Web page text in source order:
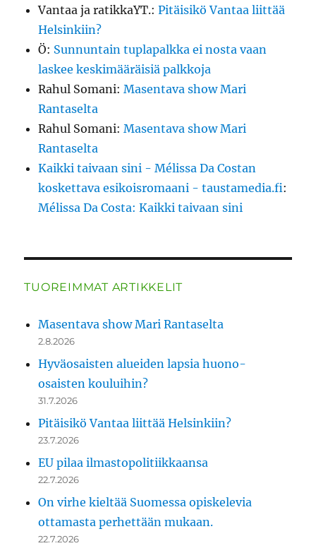
Vantaa ja ratikkaYT.:Pitäisikö Vantaa liittää
Helsinkiin?
Ö: Sunnuntain tuplapalkka ei nosta vaan
laskee keskimääräisiä palkkoja
Rahul Somani:Masentava show Mari
Rantaselta
Rahul Somani:Masentava show Mari
Rantaselta
Kaikki taivaan sini - Mélissa Da Costan
koskettava esikoisromaani - taustamedia.fi:
Mélissa Da Costa: Kaikki taivaan sini
TUOREIMMAT ARTIKKELIT
Masentava show Mari Rantaselta
2.8.2026
Hyväosaisten alueiden lapsia huono-
osaisten kouluihin?
31.7.2026
Pitäisikö Vantaa liittää Helsinkiin?
23.7.2026
EU pilaa ilmastopolitiikkaansa
22.7.2026
On virhe kieltää Suomessa opiskelevia
ottamasta perhettään mukaan.
22.7.2026